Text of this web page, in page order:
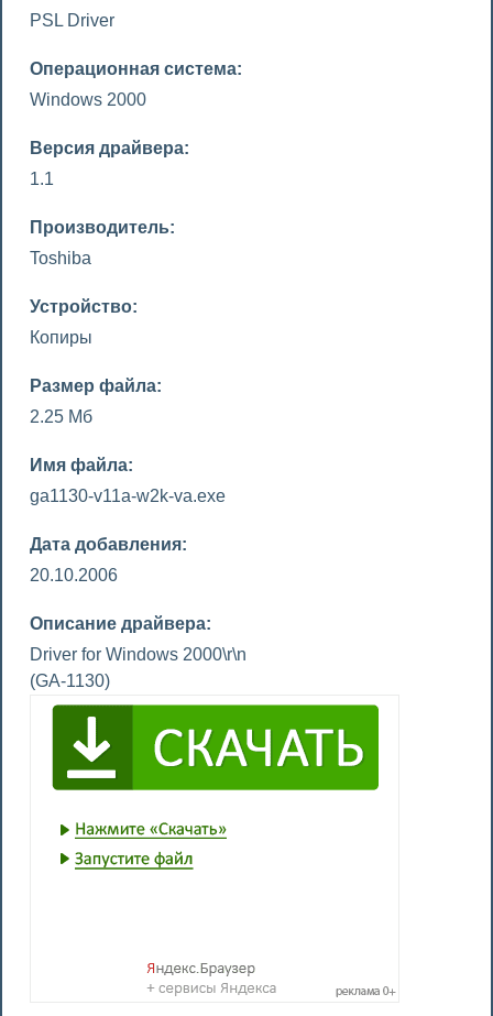
PSL Driver
Операционная система:
Windows 2000
Версия драйвера:
1.1
Производитель:
Toshiba
Устройство:
Копиры
Размер файла:
2.25 Мб
Имя файла:
ga1130-v11a-w2k-va.exe
Дата добавления:
20.10.2006
Описание драйвера:
Driver for Windows 2000\r\n
(GA-1130)